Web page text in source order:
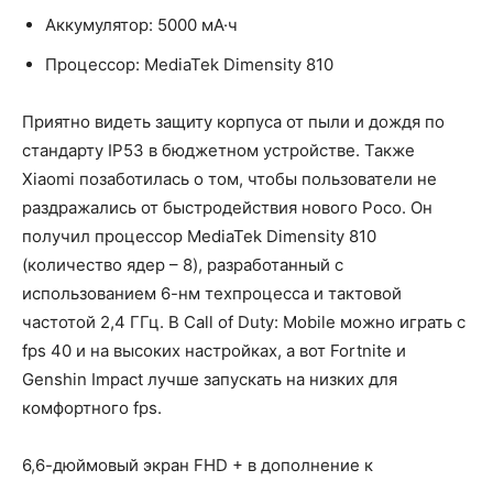
Аккумулятор: 5000 мА·ч
Процессор: MediaTek Dimensity 810
Приятно видеть защиту корпуса от пыли и дождя по
стандарту IP53 в бюджетном устройстве. Также
Xiaomi позаботилась о том, чтобы пользователи не
раздражались от быстродействия нового Poco. Он
получил процессор MediaTek Dimensity 810
(количество ядер – 8), разработанный с
использованием 6-нм техпроцесса и тактовой
частотой 2,4 ГГц. В Call of Duty: Mobile можно играть с
fps 40 и на высоких настройках, а вот Fortnite и
Genshin Impact лучше запускать на низких для
комфортного fps.
6,6-дюймовый экран FHD + в дополнение к